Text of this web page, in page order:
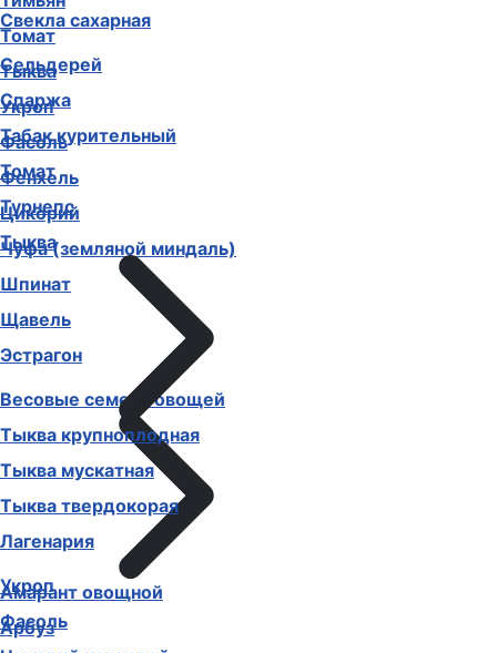
Томат
Тыква
Укроп
Фасоль
Фенхель
Цикорий
Чуфа (земляной миндаль)
Шпинат
Щавель
Эстрагон
Весовые семена овощей
Амарант овощной
Арбуз
Свекла сахарная
Сельдерей
Спаржа
Табак курительный
Томат
Турнепс
Тыква
Тыква крупноплодная
Тыква мускатная
Тыква твердокорая
Лагенария
Укроп
Фасоль